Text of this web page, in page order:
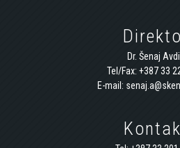
Dr. Šenaj
Tel/Fax: +387 33
E-mail: